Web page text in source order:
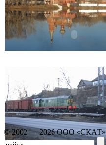
© 2002 — 2026 ООО «СКАТ»